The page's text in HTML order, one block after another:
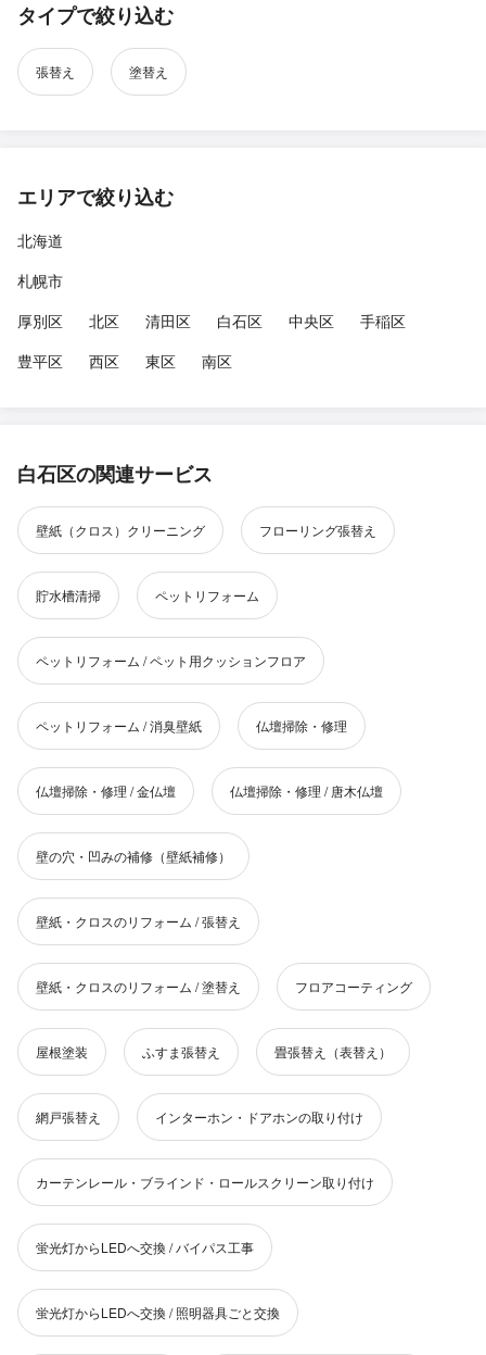
タイプで絞り込む
張替え 塗替え
エリアで絞り込む
北海道
札幌市
厚別区
北区 清田区 白石区 中央区
手稲区
豊平区
西区 東区 南区
白石区の関連サービス
壁紙（クロス）クリーニング フローリング張替え
貯水槽清掃 ペットリフォーム
ペットリフォーム / ペット用クッションフロア
ペットリフォーム / 消臭壁紙 仏壇掃除・修理
仏壇掃除・修理 / 金仏壇 仏壇掃除・修理 / 唐木仏壇
壁の穴・凹みの補修（壁紙補修）
壁紙・クロスのリフォーム / 張替え
壁紙・クロスのリフォーム / 塗替え フロアコーティング
屋根塗装 ふすま張替え 畳張替え（表替え）
網戸張替え インターホン・ドアホンの取り付け
カーテンレール・ブラインド・ロールスクリーン取り付け
蛍光灯からLEDへ交換 / バイパス工事
蛍光灯からLEDへ交換 / 照明器具ごと交換